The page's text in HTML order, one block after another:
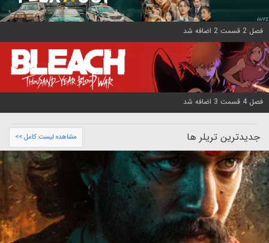
فصل 2 قسمت 2 اضافه شد
فصل 4 قسمت 3 اضافه شد
جدیدترین تریلر ها مشاهده لیست کامل >>